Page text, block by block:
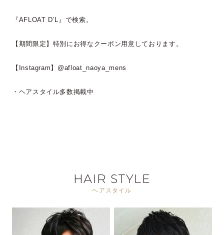
『AFLOAT D’L』で検索。
【期間限定】特別にお得なクーポン用意しております。
【Instagram】@afloat_naoya_mens
・ヘアスタイル多数掲載中
HAIR STYLE
ヘアスタイル